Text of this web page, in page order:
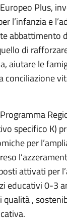
Plus,
l’infanzia e
abbattimento
di
aiutare le
conciliazione
specifico K)
per
attivati per
educativi 0-3
,